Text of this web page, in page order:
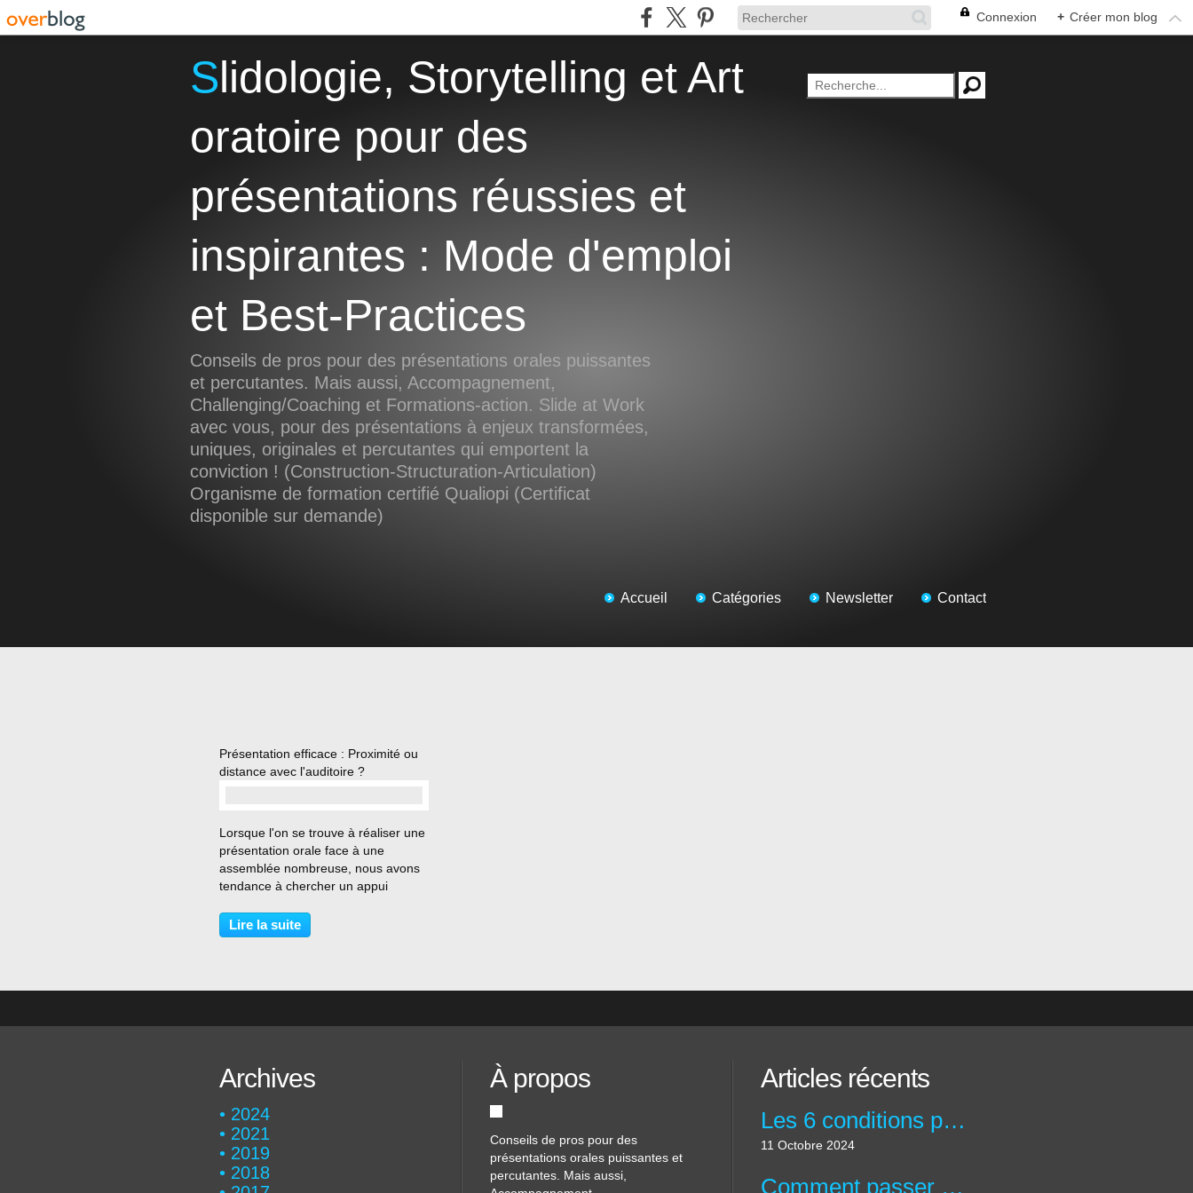
Connexion + Créer mon blog
Slidologie, Storytelling et Art
oratoire pour des
présentations réussies et
inspirantes : Mode d'emploi
et Best-Practices
Conseils de pros pour des présentations orales puissantes
et percutantes. Mais aussi, Accompagnement,
Challenging/Coaching et Formations-action. Slide at Work
avec vous, pour des présentations à enjeux transformées,
uniques, originales et percutantes qui emportent la
conviction ! (Construction-Structuration-Articulation)
Organisme de formation certifié Qualiopi (Certificat
disponible sur demande)
Accueil Catégories Newsletter Contact
Présentation efficace : Proximité ou
distance avec l'auditoire ?
Lorsque l'on se trouve à réaliser une
présentation orale face à une
assemblée nombreuse, nous avons
tendance à chercher un appui
rasssurer) pourtant ce n'est pas la
meilleure façon d'établir la bonne
Lire la suite
Archives
2024
2021
2019
2018
À propos
Conseils de pros pour des
présentations orales puissantes et
percutantes. Mais aussi,
Articles récents
Les 6 conditions pour créer une accroche percutante !
11 Octobre 2024
Comment passer d'un Pitch percutant et un pitch inspirant ?